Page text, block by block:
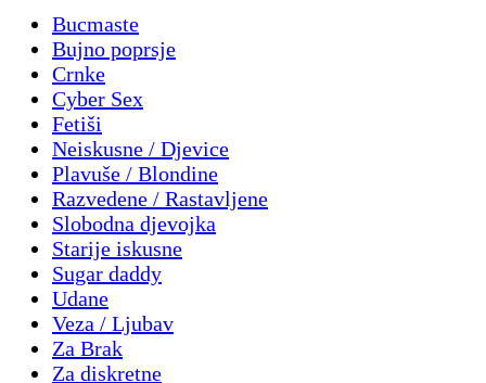
Bucmaste
Bujno poprsje
Crnke
Cyber Sex
Fetiši
Neiskusne / Djevice
Plavuše / Blondine
Razvedene / Rastavljene
Slobodna djevojka
Starije iskusne
Sugar daddy
Udane
Veza / Ljubav
Za Brak
Za diskretne